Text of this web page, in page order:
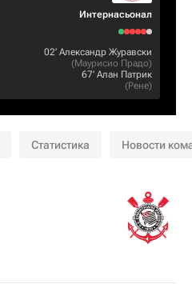
Интернасьонал
02‎’‎ Александр Журавски
(Маурисио Прадо)
67‎’‎ Алан Патрик
(Рене)
Статистика Новости